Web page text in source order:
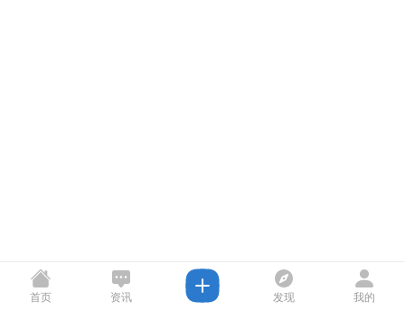
首页 资讯 发现 我的